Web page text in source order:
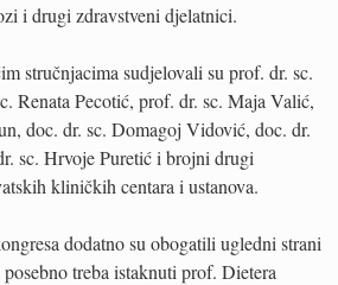
i drugi zdravstveni djelatnici.
stručnjacima sudjelovali su prof. dr. sc.
Renata Pecotić, prof. dr. sc. Maja Valić,
doc. dr. sc. Domagoj Vidović, doc. dr.
sc. Hrvoje Puretić i brojni drugi
kliničkih centara i ustanova.
dodatno su obogatili ugledni strani
treba istaknuti prof. Dietera